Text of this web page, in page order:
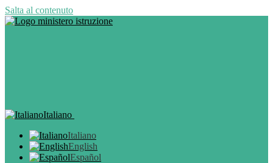
Salta al contenuto
Italiano
Italiano
English
Español